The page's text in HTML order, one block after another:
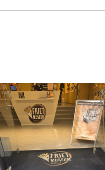
ansehen